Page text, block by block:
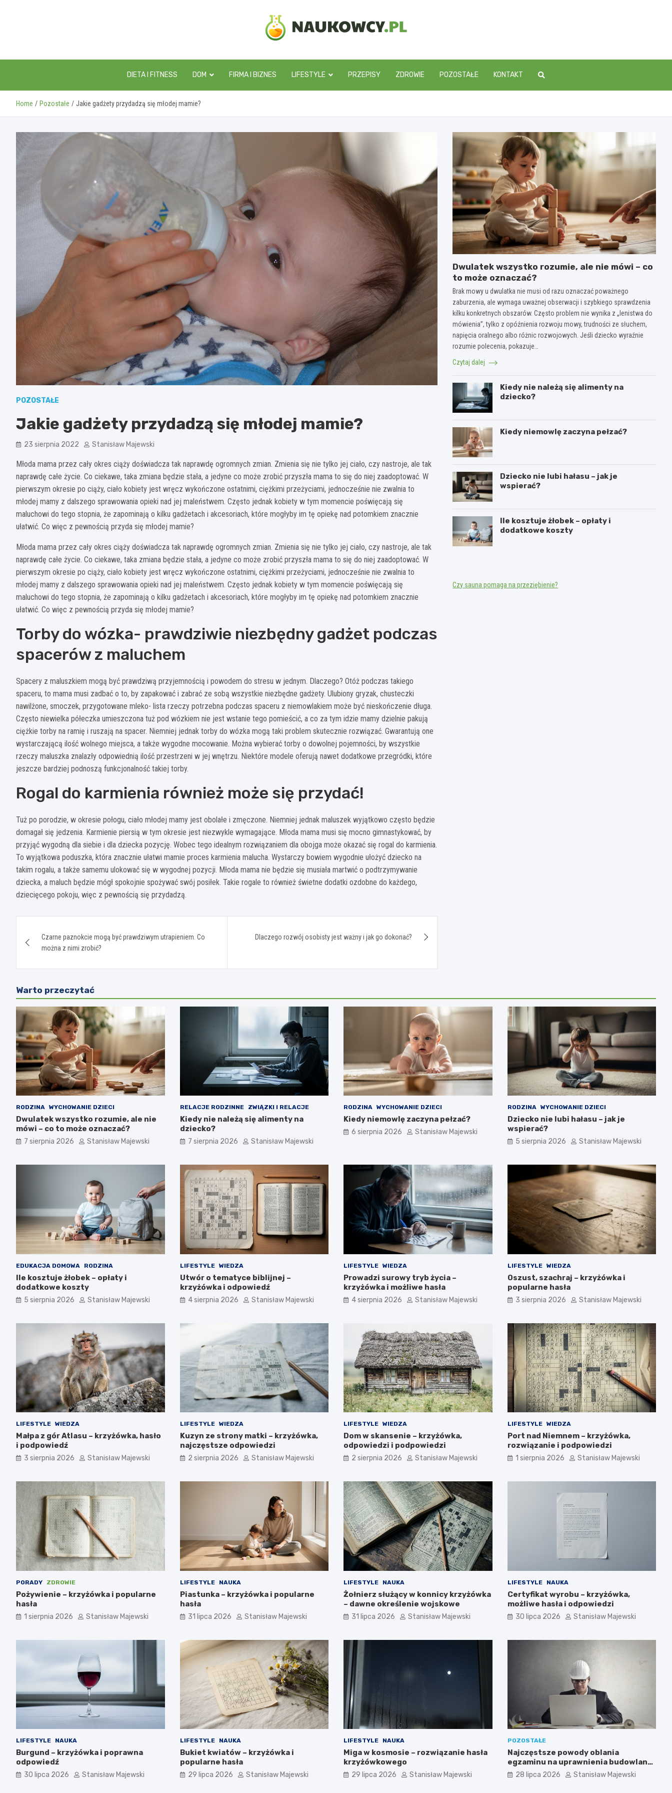
naukowcy.pl
DIETA I FITNESS DOM FIRMA I BIZNES LIFESTYLE PRZEPISY ZDROWIE POZOSTAŁE KONTAKT
Home Pozostałe Jakie gadżety przydadzą się młodej mamie?
POZOSTAŁE
Jakie gadżety przydadzą się młodej mamie?
23 sierpnia 2022 Stanisław Majewski
Młoda mama przez cały okres ciąży doświadcza tak naprawdę ogromnych zmian. Zmienia się nie tylko jej ciało, czy nastroje, ale tak
naprawdę całe życie. Co ciekawe, taka zmiana będzie stała, a jedyne co może zrobić przyszła mama to się do niej zaadoptować. W
pierwszym okresie po ciąży, ciało kobiety jest wręcz wykończone ostatnimi, ciężkimi przeżyciami, jednocześnie nie zwalnia to
młodej mamy z dalszego sprawowania opieki nad jej maleństwem. Często jednak kobiety w tym momencie poświęcają się
maluchowi do tego stopnia, że zapominają o kilku gadżetach i akcesoriach, które mogłyby im tę opiekę nad potomkiem znacznie
ułatwić. Co więc z pewnością przyda się młodej mamie?
Młoda mama przez cały okres ciąży doświadcza tak naprawdę ogromnych zmian. Zmienia się nie tylko jej ciało, czy nastroje, ale tak
naprawdę całe życie. Co ciekawe, taka zmiana będzie stała, a jedyne co może zrobić przyszła mama to się do niej zaadoptować. W
pierwszym okresie po ciąży, ciało kobiety jest wręcz wykończone ostatnimi, ciężkimi przeżyciami, jednocześnie nie zwalnia to
młodej mamy z dalszego sprawowania opieki nad jej maleństwem. Często jednak kobiety w tym momencie poświęcają się
maluchowi do tego stopnia, że zapominają o kilku gadżetach i akcesoriach, które mogłyby im tę opiekę nad potomkiem znacznie
ułatwić. Co więc z pewnością przyda się młodej mamie?
Torby do wózka- prawdziwie niezbędny gadżet podczas
spacerów z maluchem
Spacery z maluszkiem mogą być prawdziwą przyjemnością i powodem do stresu w jednym. Dlaczego? Otóż podczas takiego
spaceru, to mama musi zadbać o to, by zapakować i zabrać ze sobą wszystkie niezbędne gadżety. Ulubiony gryzak, chusteczki
nawilżone, smoczek, przygotowane mleko- lista rzeczy potrzebna podczas spaceru z niemowlakiem może być nieskończenie długa.
Często niewielka półeczka umieszczona tuż pod wózkiem nie jest wstanie tego pomieścić, a co za tym idzie mamy dzielnie pakują
ciężkie torby na ramię i ruszają na spacer. Niemniej jednak torby do wózka mogą taki problem skutecznie rozwiązać. Gwarantują one
wystarczającą ilość wolnego miejsca, a także wygodne mocowanie. Można wybierać torby o dowolnej pojemności, by wszystkie
rzeczy maluszka znalazły odpowiednią ilość przestrzeni w jej wnętrzu. Niektóre modele oferują nawet dodatkowe przegródki, które
jeszcze bardziej podnoszą funkcjonalność takiej torby.
Rogal do karmienia również może się przydać!
Tuż po porodzie, w okresie połogu, ciało młodej mamy jest obolałe i zmęczone. Niemniej jednak maluszek wyjątkowo często będzie
domagał się jedzenia. Karmienie piersią w tym okresie jest niezwykle wymagające. Młoda mama musi się mocno gimnastykować, by
przyjąć wygodną dla siebie i dla dziecka pozycję. Wobec tego idealnym rozwiązaniem dla obojga może okazać się rogal do karmienia.
To wyjątkowa poduszka, która znacznie ułatwi mamie proces karmienia malucha. Wystarczy bowiem wygodnie ułożyć dziecko na
takim rogalu, a także samemu ulokować się w wygodnej pozycji. Młoda mama nie będzie się musiała martwić o podtrzymywanie
dziecka, a maluch będzie mógł spokojnie spożywać swój posiłek. Takie rogale to również świetne dodatki ozdobne do każdego,
dziecięcego pokoju, więc z pewnością się przydadzą.
wpisu
Czarne paznokcie mogą być prawdziwym utrapieniem. Co
można z nimi zrobić?
Dlaczego rozwój osobisty jest ważny i jak go dokonać?
Dwulatek wszystko rozumie, ale nie mówi – co
to może oznaczać?
Brak mowy u dwulatka nie musi od razu oznaczać poważnego
zaburzenia, ale wymaga uważnej obserwacji i szybkiego sprawdzenia
kilku konkretnych obszarów. Często problem nie wynika z „lenistwa do
mówienia”, tylko z opóźnienia rozwoju mowy, trudności ze słuchem,
napięcia oralnego albo różnic rozwojowych. Jeśli dziecko wyraźnie
rozumie polecenia, pokazuje…
Czytaj dalej
Kiedy nie należą się alimenty na
dziecko?
Kiedy niemowlę zaczyna pełzać?
Dziecko nie lubi hałasu – jak je
wspierać?
Ile kosztuje żłobek – opłaty i
dodatkowe koszty
Czy sauna pomaga na przeziębienie?
Warto przeczytać
RODZINA WYCHOWANIE DZIECI
Dwulatek wszystko rozumie, ale nie
mówi – co to może oznaczać?
7 sierpnia 2026 Stanisław Majewski
RELACJE RODZINNE ZWIĄZKI I RELACJE
Kiedy nie należą się alimenty na
dziecko?
7 sierpnia 2026 Stanisław Majewski
RODZINA WYCHOWANIE DZIECI
Kiedy niemowlę zaczyna pełzać?
6 sierpnia 2026 Stanisław Majewski
RODZINA WYCHOWANIE DZIECI
Dziecko nie lubi hałasu – jak je
wspierać?
5 sierpnia 2026 Stanisław Majewski
EDUKACJA DOMOWA RODZINA
Ile kosztuje żłobek – opłaty i
dodatkowe koszty
5 sierpnia 2026 Stanisław Majewski
LIFESTYLE WIEDZA
Utwór o tematyce biblijnej –
krzyżówka i odpowiedź
4 sierpnia 2026 Stanisław Majewski
LIFESTYLE WIEDZA
Prowadzi surowy tryb życia –
krzyżówka i możliwe hasła
4 sierpnia 2026 Stanisław Majewski
LIFESTYLE WIEDZA
Oszust, szachraj – krzyżówka i
popularne hasła
3 sierpnia 2026 Stanisław Majewski
LIFESTYLE WIEDZA
Małpa z gór Atlasu – krzyżówka, hasło
i podpowiedź
3 sierpnia 2026 Stanisław Majewski
LIFESTYLE WIEDZA
Kuzyn ze strony matki – krzyżówka,
najczęstsze odpowiedzi
2 sierpnia 2026 Stanisław Majewski
LIFESTYLE WIEDZA
Dom w skansenie – krzyżówka,
odpowiedzi i podpowiedzi
2 sierpnia 2026 Stanisław Majewski
LIFESTYLE WIEDZA
Port nad Niemnem – krzyżówka,
rozwiązanie i podpowiedzi
1 sierpnia 2026 Stanisław Majewski
PORADY ZDROWIE
Pożywienie – krzyżówka i popularne
hasła
1 sierpnia 2026 Stanisław Majewski
LIFESTYLE NAUKA
Piastunka – krzyżówka i popularne
hasła
31 lipca 2026 Stanisław Majewski
LIFESTYLE NAUKA
Żołnierz służący w konnicy krzyżówka
– dawne określenie wojskowe
31 lipca 2026 Stanisław Majewski
LIFESTYLE NAUKA
Certyfikat wyrobu – krzyżówka,
możliwe hasła i odpowiedzi
30 lipca 2026 Stanisław Majewski
LIFESTYLE NAUKA
Burgund – krzyżówka i poprawna
odpowiedź
30 lipca 2026 Stanisław Majewski
LIFESTYLE NAUKA
Bukiet kwiatów – krzyżówka i
popularne hasła
29 lipca 2026 Stanisław Majewski
LIFESTYLE NAUKA
Miga w kosmosie – rozwiązanie hasła
krzyżówkowego
29 lipca 2026 Stanisław Majewski
POZOSTAŁE
Najczęstsze powody oblania
egzaminu na uprawnienia budowlane
i jak ich uniknąć
28 lipca 2026 Stanisław Majewski